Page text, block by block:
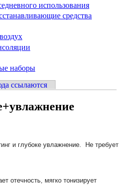
использования
средства
наборы
вкладка)
ссылаются
и глубоке увлажнение. Не требует
мягко тонизирует